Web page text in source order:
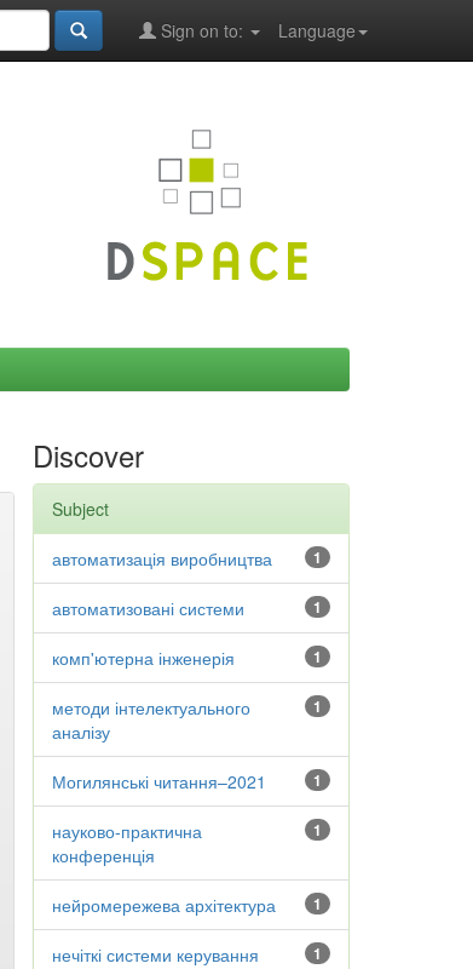
Language
Sign on to:
Discover
Subject
1
автоматизація виробництва
1
автоматизовані системи
1
комп'ютерна інженерія
1
методи інтелектуального
аналізу
1
Могилянські читання–2021
1
науково-практична
конференція
1
нейромережева архітектура
1
нечіткі системи керування